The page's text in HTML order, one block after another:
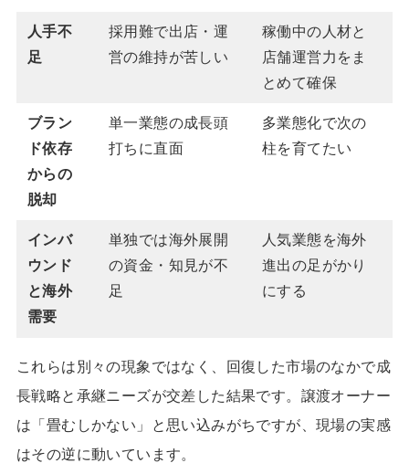
人手不
足
採用難で出店・運
営の維持が苦しい
稼働中の人材と
店舗運営力をま
とめて確保
ブラン
ド依存
からの
脱却
単一業態の成長頭
打ちに直面
多業態化で次の
柱を育てたい
インバ
ウンド
と海外
需要
単独では海外展開
の資金・知見が不
足
人気業態を海外
進出の足がかり
にする
これらは別々の現象ではなく、回復した市場のなかで成
長戦略と承継ニーズが交差した結果です。譲渡オーナー
は「畳むしかない」と思い込みがちですが、現場の実感
はその逆に動いています。